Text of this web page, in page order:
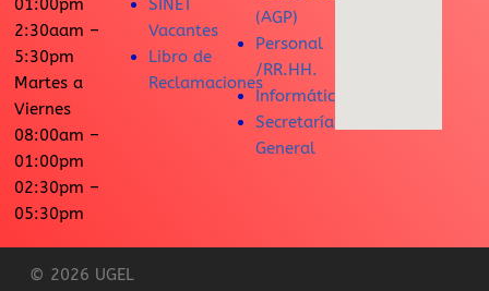
01:00pm
2:30aam –
5:30pm
Martes a
Viernes
08:00am –
01:00pm
02:30pm –
05:30pm
SINET
Vacantes
Libro de
Reclamaciones
(AGP)
Personal
/RR.HH.
Informática
Secretaría
General
© 2026 UGEL